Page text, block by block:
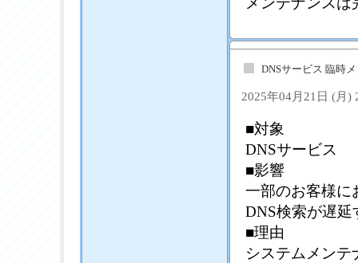
DNSサービス 臨時
2025年04月21日 (月)
■対象
DNSサービス
■影響
一部のお客様に
DNS検索が遅
■理由
システムメンテ